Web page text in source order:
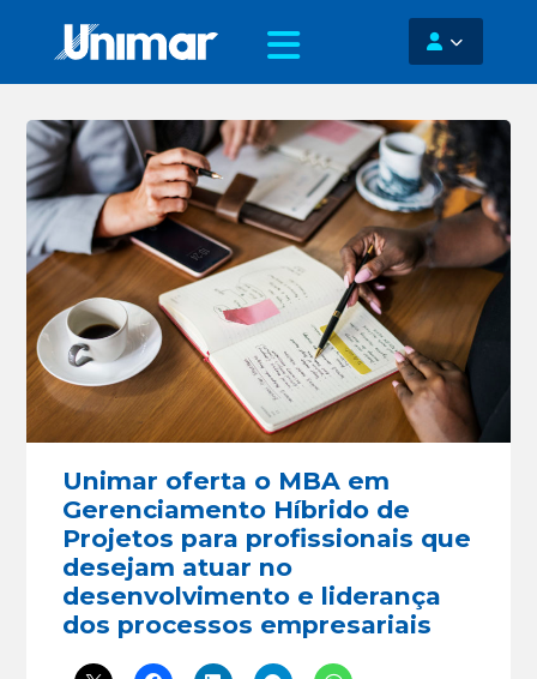
Unimar oferta o MBA em
Gerenciamento Híbrido de
Projetos para profissionais que
desejam atuar no
desenvolvimento e liderança
dos processos empresariais